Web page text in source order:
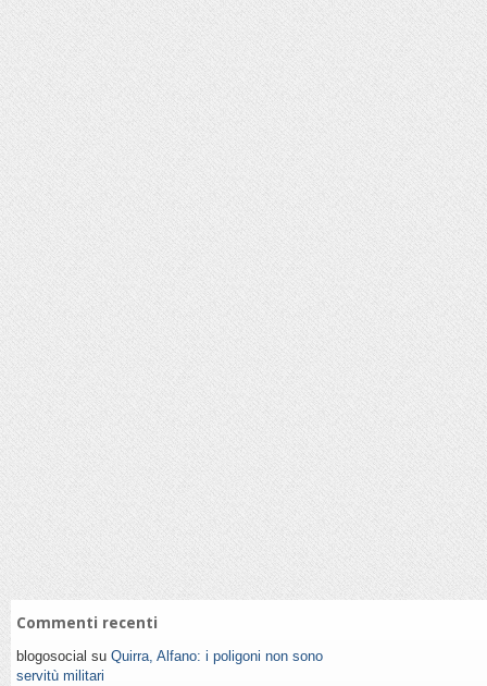
Commenti recenti
blogosocial su Quirra, Alfano: i poligoni non sono
servitù militari